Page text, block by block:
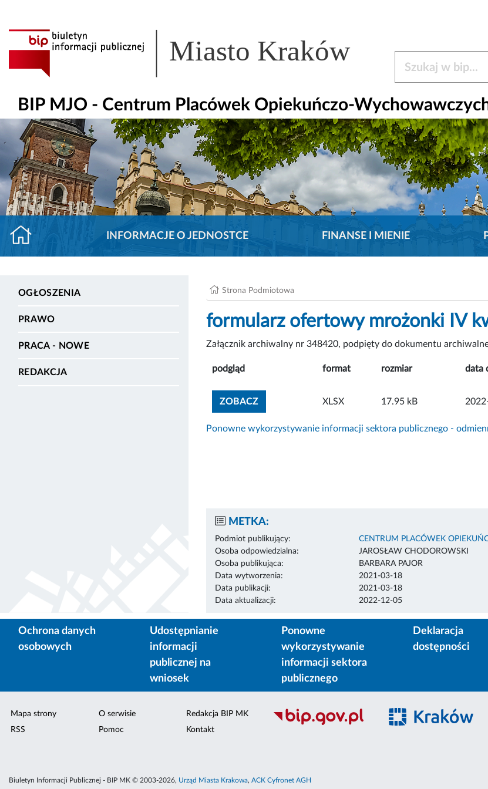
Miasto Kraków
BIP MJO - Centrum Placówek Opiekuńczo-
INFORMACJE O JEDNOSTCE FINANSE I MIENIE
OGŁOSZENIA
PRAWO
PRACA - NOWE
REDAKCJA
Strona Podmiotowa
formularz ofertowy mrożonki IV
Załącznik archiwalny nr 348420, podpięty do dokumentu
podgląd format rozmiar data
ZOBACZZOBACZ ZAŁĄCZNIK
XLSX 17.95 kB
Ponowne wykorzystywanie informacji sektora publicznego -
METKA:
Podmiot publikujący:
CENTRUM PLACÓWEK
Osoba odpowiedzialna:
JAROSŁAW CHODOROWSKI
Osoba publikująca:
BARBARA PAJOR
Data wytworzenia:
2021-03-18
Data publikacji:
2021-03-18
Data aktualizacji:
2022-12-05
Ochrona danych
osobowych
Udostępnianie
informacji
publicznej na
wniosek
Ponowne
wykorzystywanie
informacji sektora
publicznego
Deklaracja
dostępności
Mapa strony
RSS
O serwisie
Pomoc
Redakcja BIP MK
Kontakt
Biuletyn Informacji Publicznej - BIP MK © 2003-2026, Urząd Miasta Krakowa, ACK Cyfronet AGH